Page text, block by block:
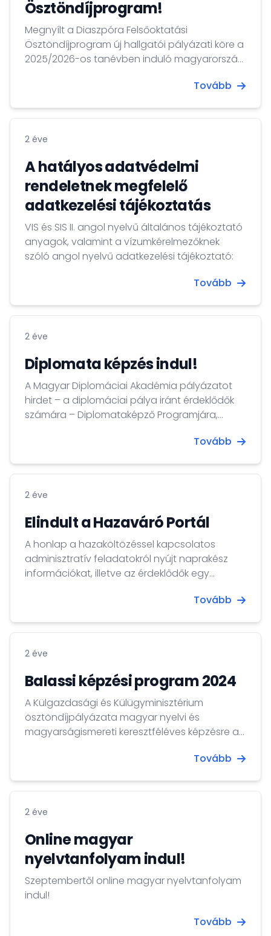
Ösztöndíjprogram!
Megnyílt a Diaszpóra Felsőoktatási
Ösztöndíjprogram új hallgatói pályázati köre a
2025/2026-os tanévben induló magyarországi
Tovább
2 éve
A hatályos adatvédelmi
rendeletnek megfelelő
adatkezelési tájékoztatás
VIS és SIS II. angol nyelvű általános tájékoztató
anyagok, valamint a vízumkérelmezőknek
szóló angol nyelvű adatkezelési tájékoztató:
Tovább
2 éve
Diplomata képzés indul!
A Magyar Diplomáciai Akadémia pályázatot
hirdet – a diplomáciai pálya iránt érdeklődők
számára – Diplomataképző Programjára,
és a Nemzeti Közszolgálati Egyetem szakmai
Tovább
2 éve
Elindult a Hazaváró Portál
A honlap a hazaköltözéssel kapcsolatos
adminisztratív feladatokról nyújt naprakész
információkat, illetve az érdeklődők egy
Tovább
2 éve
Balassi képzési program 2024
A Külgazdasági és Külügyminisztérium
ösztöndíjpályázata magyar nyelvi és
magyarságismereti keresztféléves képzésre a
személyek számára a 2024-es tanévreTovább
2 éve
Online magyar
nyelvtanfolyam indul!
Szeptembertől online magyar nyelvtanfolyam
indul!
Tovább